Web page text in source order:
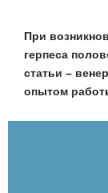
При
герпеса
статьи –
опытом